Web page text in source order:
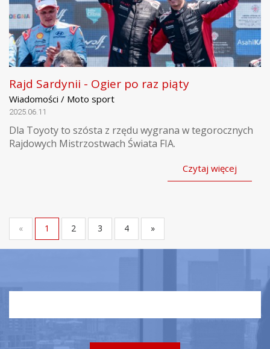
Rajd Sardynii - Ogier po raz piąty
Wiadomości / Moto sport
2025.06.11
Dla Toyoty to szósta z rzędu wygrana w tegorocznych
Rajdowych Mistrzostwach Świata FIA.
Czytaj więcej
« 1 2 3 4 »